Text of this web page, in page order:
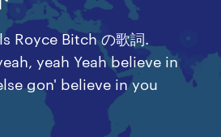
Royce Bitch の歌詞.
yeah Yeah believe in
gon' believe in you